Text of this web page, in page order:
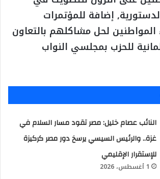
إضافة للمؤتمرات
المواطنين لحل مشاكلهم بالتعاون
للحزب بمجلسي النواب
النائب عصام خليل: مصر تقود مسار السلام في
غزة.. والرئيس السيسي يرسخ دور مصر كركيزة
للإستقرار الإقليمي
1 أغسطس، 2026